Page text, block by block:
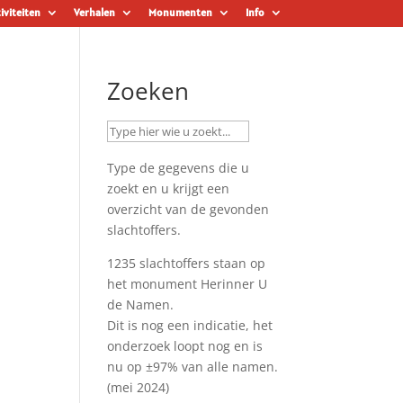
Verhalen Monumenten Info
Zoeken
Type de gegevens die u
zoekt en u krijgt een
overzicht van de gevonden
slachtoffers.
1235 slachtoffers staan op
het monument Herinner U
de Namen.
Dit is nog een indicatie, het
onderzoek loopt nog en is
nu op ±97% van alle namen.
(mei 2024)